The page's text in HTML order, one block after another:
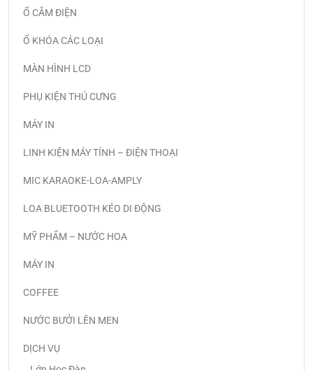
Ổ CẮM ĐIỆN
Ổ KHÓA CÁC LOẠI
MÀN HÌNH LCD
PHỤ KIỆN THÚ CƯNG
MÁY IN
LINH KIỆN MÁY TÍNH – ĐIỆN THOẠI
MIC KARAOKE-LOA-AMPLY
LOA BLUETOOTH KÉO DI ĐỘNG
MỸ PHẨM – NƯỚC HOA
MÁY IN
COFFEE
NƯỚC BƯỞI LÊN MEN
DỊCH VỤ